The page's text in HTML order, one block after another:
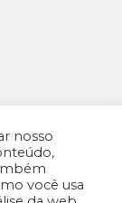
nosso
você usa